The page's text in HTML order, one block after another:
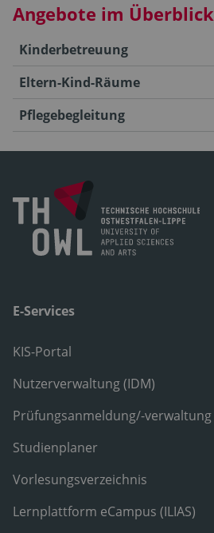
Angebote im Überblick
Kinderbetreuung
Eltern-Kind-Räume
Pflegebegleitung
E-Services
KIS-Portal
Nutzerverwaltung (IDM)
Prüfungsanmeldung/-verwaltung
Studienplaner
Vorlesungsverzeichnis
Lernplattform eCampus (ILIAS)